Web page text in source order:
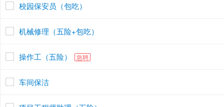
校园保安员（包吃）
机械修理（五险+包吃）
操作工（五险） 急聘
车间保洁